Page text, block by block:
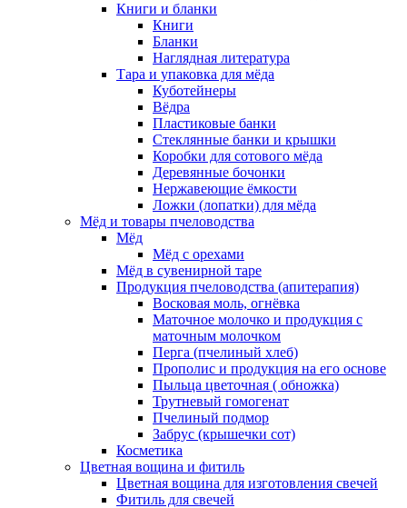
Книги и бланки
Книги
Бланки
Наглядная литература
Тара и упаковка для мёда
Куботейнеры
Вёдра
Пластиковые банки
Стеклянные банки и крышки
Коробки для сотового мёда
Деревянные бочонки
Нержавеющие ёмкости
Ложки (лопатки) для мёда
Мёд и товары пчеловодства
Мёд
Мёд с орехами
Мёд в сувенирной таре
Продукция пчеловодства (апитерапия)
Восковая моль, огнёвка
Маточное молочко и продукция с
маточным молочком
Перга (пчелиный хлеб)
Прополис и продукция на его основе
Пыльца цветочная ( обножка)
Трутневый гомогенат
Пчелиный подмор
Забрус (крышечки сот)
Косметика
Цветная вощина и фитиль
Цветная вощина для изготовления свечей
Фитиль для свечей